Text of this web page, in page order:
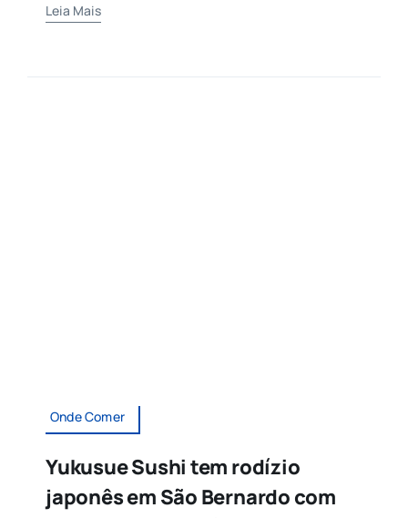
Leia Mais
Onde Comer
Yukusue Sushi tem rodízio
japonês em São Bernardo com